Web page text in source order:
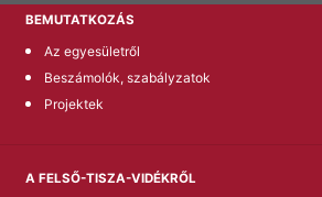
BEMUTATKOZÁS
Az egyesületről
Beszámolók, szabályzatok
Projektek
A FELSŐ-TISZA-VIDÉKRŐL